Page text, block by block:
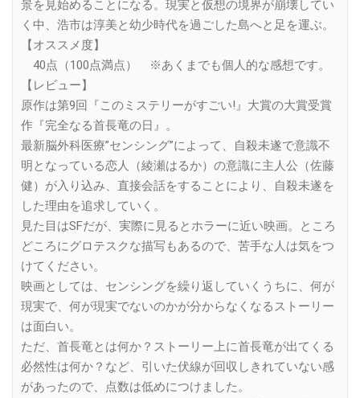
景を見始めることになる。現実と仮想の境界が崩壊してい
く中、浩市は淳美と幼少時代を過ごした島へと足を運ぶ。
【オススメ度】
40点（100点満点） ※あくまでも個人的な感想です。
【レビュー】
原作は第9回『このミステリーがすごい!』大賞の大賞受賞
作『完全なる首長竜の日』。
最新脳外科医療”センシング”によって、自殺未遂で意識不
明となっている恋人（綾瀬はるか）の意識に主人公（佐藤
健）が入り込み、直接会話をすることにより、自殺未遂を
した理由を追求していく。
見た目はSFだが、実際に見るとホラーに近い映画。ところ
どころにグロテスクな描写もあるので、苦手な人は気をつ
けてください。
映画としては、センシングを繰り返していくうちに、何が
現実で、何が現実でないのかが分からなくなるストーリー
は面白い。
ただ、首長竜とは何か？ストーリー上に首長竜が出てくる
必然性は何か？など、引いた伏線が回収しきれていない感
があったので、点数は低めにつけました。